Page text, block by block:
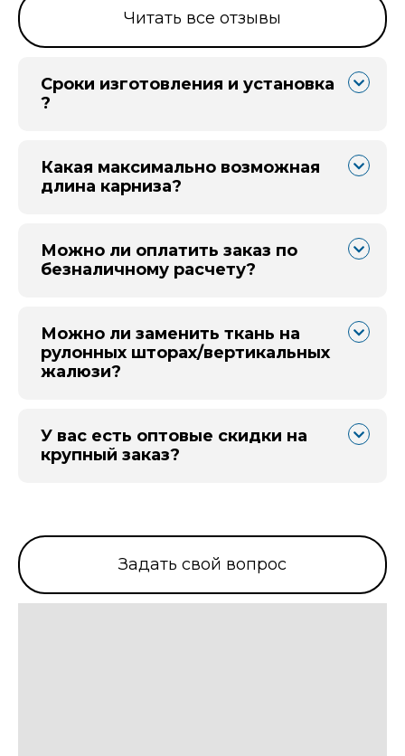
Читать все отзывы
Сроки изготовления и установка
?
Какая максимально возможная
длина карниза?
Можно ли оплатить заказ по
безналичному расчету?
Можно ли заменить ткань на
рулонных шторах/вертикальных
жалюзи?
У вас есть оптовые скидки на
крупный заказ?
Задать свой вопрос